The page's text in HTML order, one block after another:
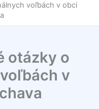
voľbách v obci
otázky o
v